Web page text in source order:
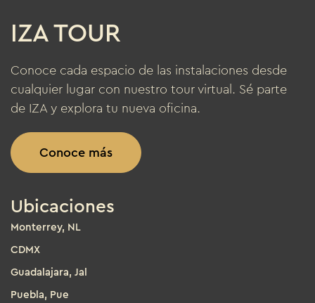
IZA TOUR
Conoce cada espacio de las instalaciones desde
cualquier lugar con nuestro tour virtual. Sé parte
de IZA y explora tu nueva oficina.
Conoce más
Ubicaciones
Monterrey, NL
CDMX
Guadalajara, Jal
Puebla, Pue